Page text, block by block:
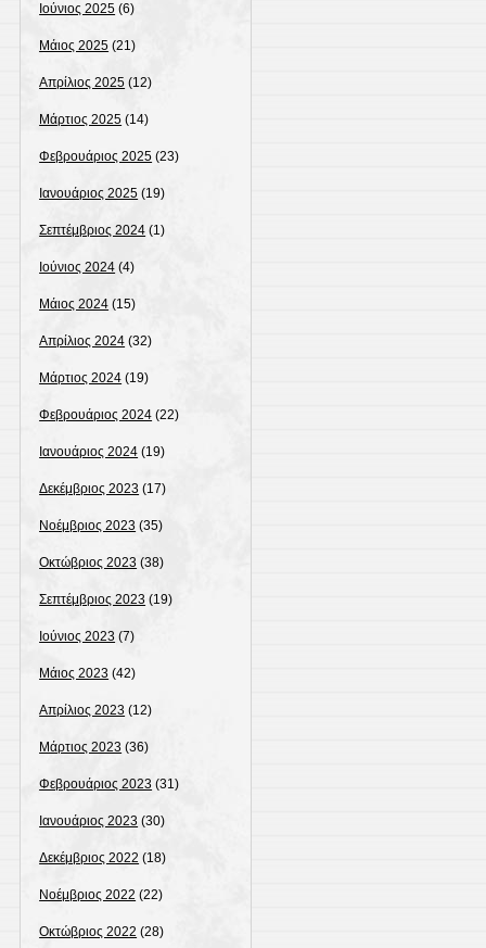
Ιούνιος 2025 (6)
Μάιος 2025 (21)
Απρίλιος 2025 (12)
Μάρτιος 2025 (14)
Φεβρουάριος 2025 (23)
Ιανουάριος 2025 (19)
Σεπτέμβριος 2024 (1)
Ιούνιος 2024 (4)
Μάιος 2024 (15)
Απρίλιος 2024 (32)
Μάρτιος 2024 (19)
Φεβρουάριος 2024 (22)
Ιανουάριος 2024 (19)
Δεκέμβριος 2023 (17)
Νοέμβριος 2023 (35)
Οκτώβριος 2023 (38)
Σεπτέμβριος 2023 (19)
Ιούνιος 2023 (7)
Μάιος 2023 (42)
Απρίλιος 2023 (12)
Μάρτιος 2023 (36)
Φεβρουάριος 2023 (31)
Ιανουάριος 2023 (30)
Δεκέμβριος 2022 (18)
Νοέμβριος 2022 (22)
Οκτώβριος 2022 (28)